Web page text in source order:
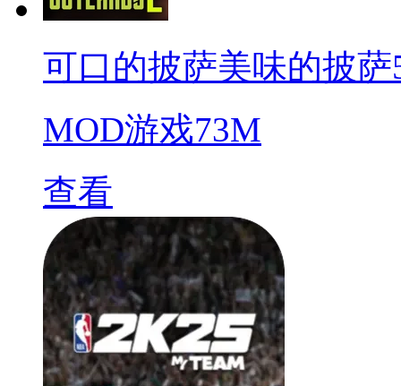
可口的披萨美味的披萨
MOD游戏73M
查看